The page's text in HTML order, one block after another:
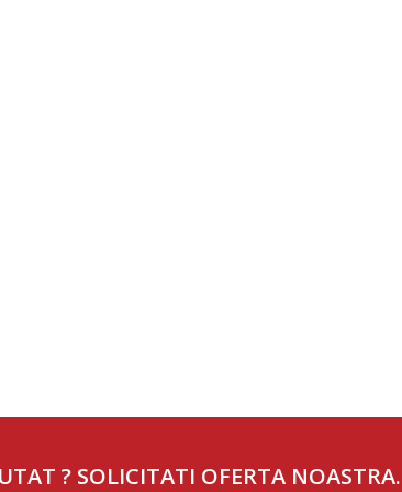
? SOLICITATI OFERTA NOASTRA.